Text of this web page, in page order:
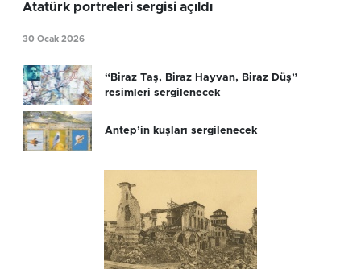
Atatürk portreleri sergisi açıldı
30 Ocak 2026
“Biraz Taş, Biraz Hayvan, Biraz Düş”
resimleri sergilenecek
Antep’in kuşları sergilenecek